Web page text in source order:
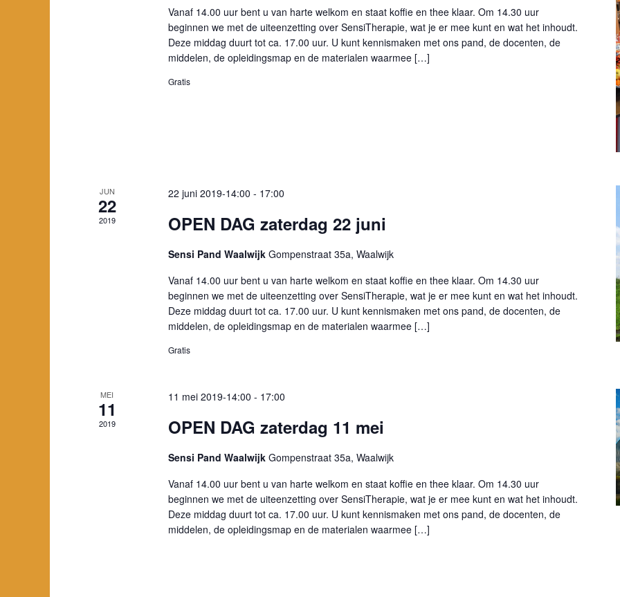
Vanaf 14.00 uur bent u van harte welkom en staat koffie en thee klaar. Om 14.30 uur
beginnen we met de uiteenzetting over SensiTherapie, wat je er mee kunt en wat het inhoudt.
Deze middag duurt tot ca. 17.00 uur. U kunt kennismaken met ons pand, de docenten, de
middelen, de opleidingsmap en de materialen waarmee […]
Gratis
JUN
22
2019
22 juni 2019-14:00 - 17:00
OPEN DAG zaterdag 22 juni
Sensi Pand WaalwijkGompenstraat 35a, Waalwijk
Vanaf 14.00 uur bent u van harte welkom en staat koffie en thee klaar. Om 14.30 uur
beginnen we met de uiteenzetting over SensiTherapie, wat je er mee kunt en wat het inhoudt.
Deze middag duurt tot ca. 17.00 uur. U kunt kennismaken met ons pand, de docenten, de
middelen, de opleidingsmap en de materialen waarmee […]
Gratis
MEI
11
2019
11 mei 2019-14:00 - 17:00
OPEN DAG zaterdag 11 mei
Sensi Pand WaalwijkGompenstraat 35a, Waalwijk
Vanaf 14.00 uur bent u van harte welkom en staat koffie en thee klaar. Om 14.30 uur
beginnen we met de uiteenzetting over SensiTherapie, wat je er mee kunt en wat het inhoudt.
Deze middag duurt tot ca. 17.00 uur. U kunt kennismaken met ons pand, de docenten, de
middelen, de opleidingsmap en de materialen waarmee […]